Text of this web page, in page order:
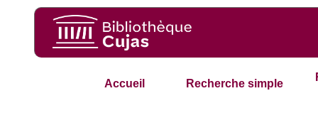
Accueil Recherche simple